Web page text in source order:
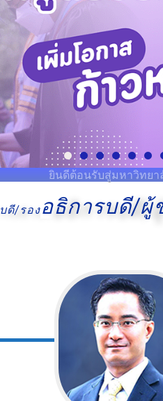
ยินดีต้อนรับสู่มหาวิทยา
ดี/รองอธิการบดี/ผู้